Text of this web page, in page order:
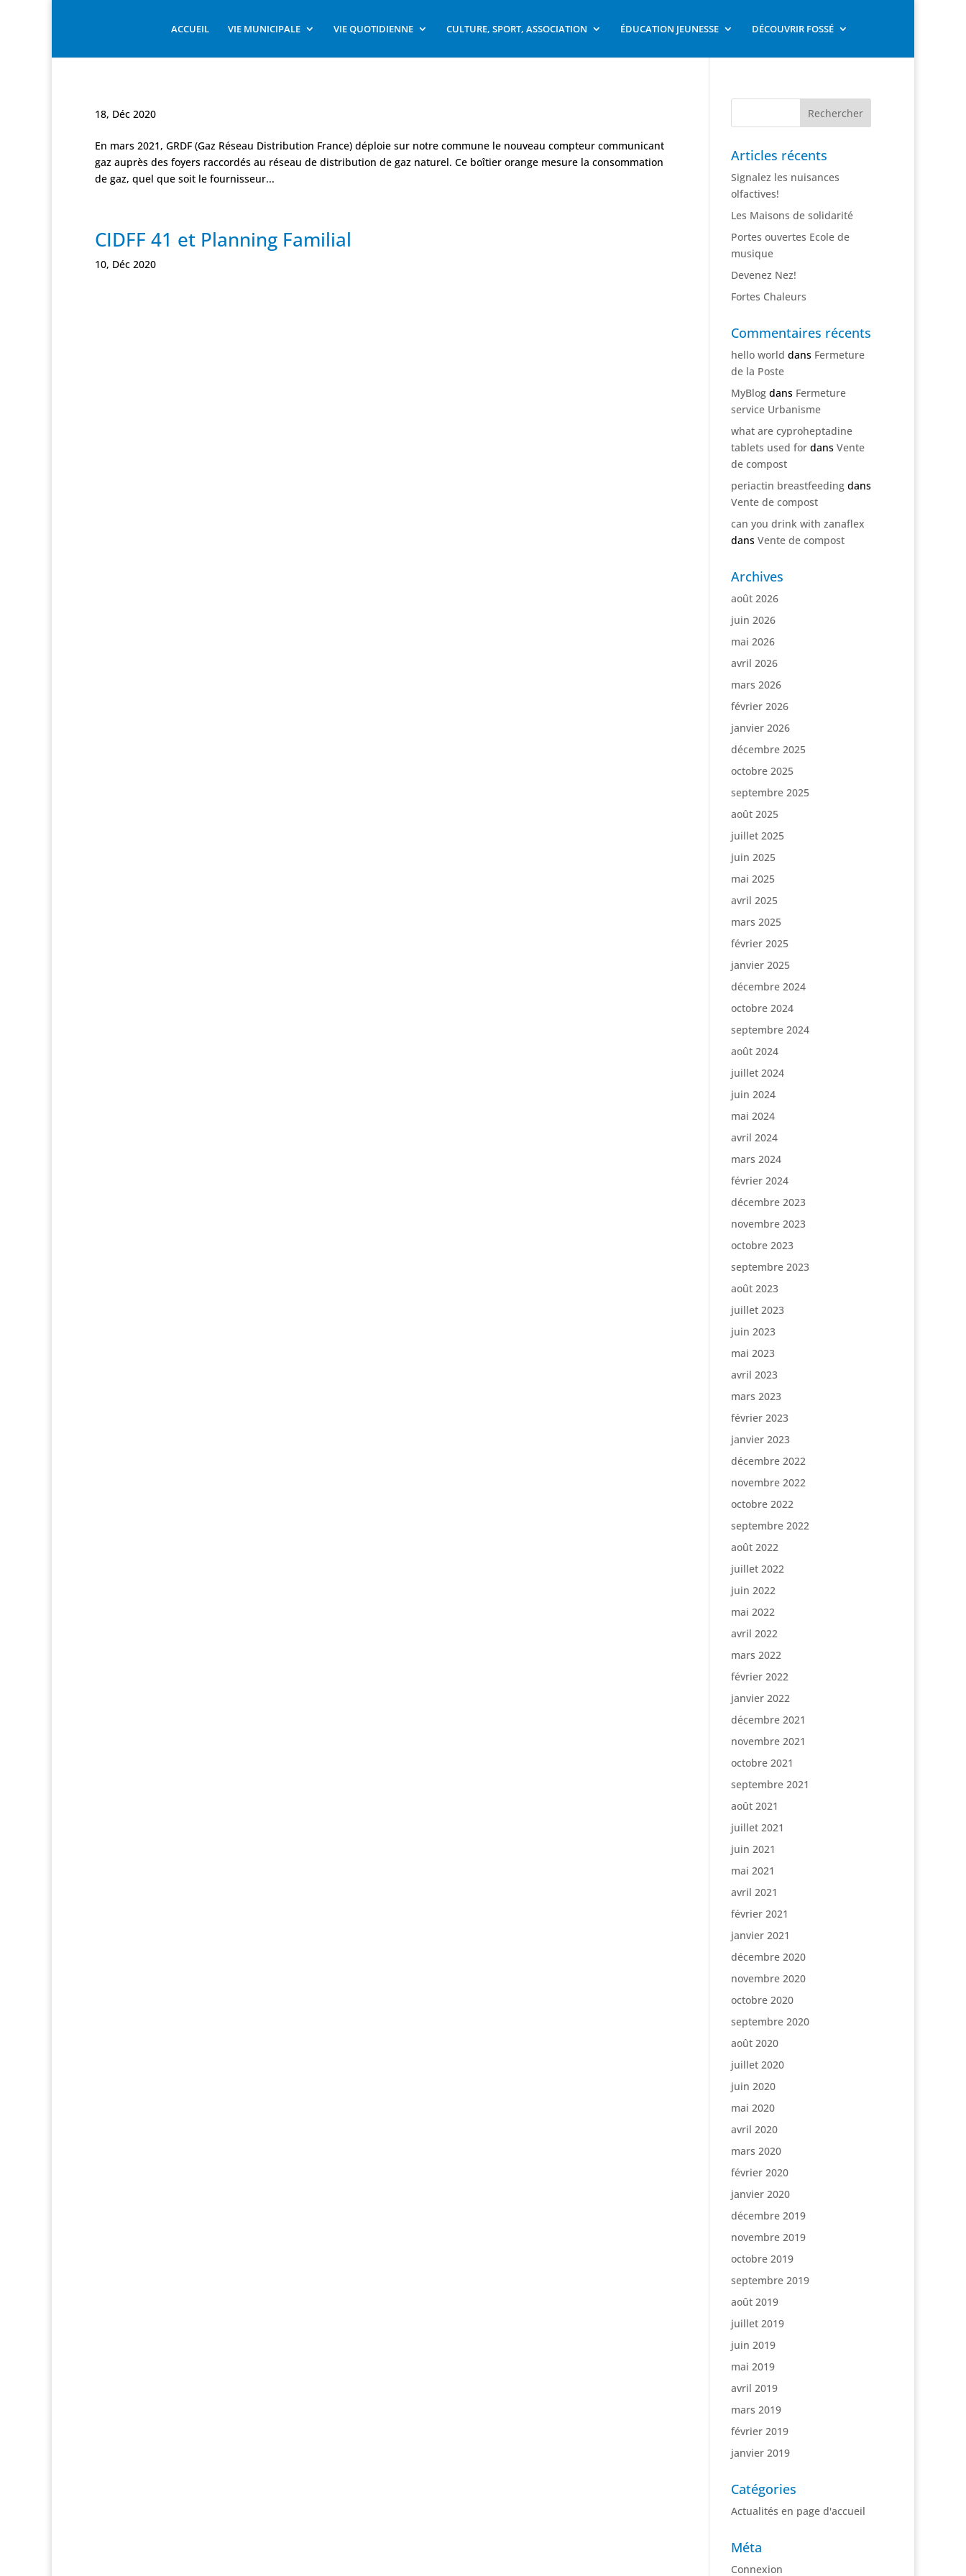
ACCUEIL VIE MUNICIPALE VIE QUOTIDIENNE CULTURE, SPORT, ASSOCIATION ÉDUCATION JEUNESSE DÉCOUVRIR FOSSÉ
18, Déc 2020
En mars 2021, GRDF (Gaz Réseau Distribution France) déploie sur notre commune le nouveau compteur communicant
gaz auprès des foyers raccordés au réseau de distribution de gaz naturel. Ce boîtier orange mesure la consommation
de gaz, quel que soit le fournisseur...
CIDFF 41 et Planning Familial
10, Déc 2020
Articles récents
Signalez les nuisances
olfactives!
Les Maisons de solidarité
Portes ouvertes Ecole de
musique
Devenez Nez!
Fortes Chaleurs
Commentaires récents
hello world dans Fermeture
de la Poste
MyBlogdans Fermeture
service Urbanisme
what are cyproheptadine
tablets used fordans Vente
de compost
periactin breastfeedingdans
Vente de compost
can you drink with zanaflex
dans Vente de compost
Archives
août 2026
juin 2026
mai 2026
avril 2026
mars 2026
février 2026
janvier 2026
décembre 2025
octobre 2025
septembre 2025
août 2025
juillet 2025
juin 2025
mai 2025
avril 2025
mars 2025
février 2025
janvier 2025
décembre 2024
octobre 2024
septembre 2024
août 2024
juillet 2024
juin 2024
mai 2024
avril 2024
mars 2024
février 2024
décembre 2023
novembre 2023
octobre 2023
septembre 2023
août 2023
juillet 2023
juin 2023
mai 2023
avril 2023
mars 2023
février 2023
janvier 2023
décembre 2022
novembre 2022
octobre 2022
septembre 2022
août 2022
juillet 2022
juin 2022
mai 2022
avril 2022
mars 2022
février 2022
janvier 2022
décembre 2021
novembre 2021
octobre 2021
septembre 2021
août 2021
juillet 2021
juin 2021
mai 2021
avril 2021
février 2021
janvier 2021
décembre 2020
novembre 2020
octobre 2020
septembre 2020
août 2020
juillet 2020
juin 2020
mai 2020
avril 2020
mars 2020
février 2020
janvier 2020
décembre 2019
novembre 2019
octobre 2019
septembre 2019
août 2019
juillet 2019
juin 2019
mai 2019
avril 2019
mars 2019
février 2019
janvier 2019
Catégories
Actualités en page d'accueil
Méta
Connexion